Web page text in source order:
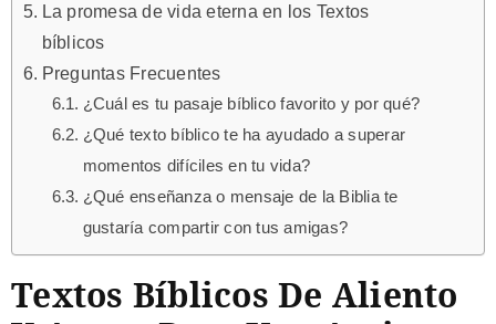
La promesa de vida eterna en los Textos
bíblicos
Preguntas Frecuentes
¿Cuál es tu pasaje bíblico favorito y por qué?
¿Qué texto bíblico te ha ayudado a superar
momentos difíciles en tu vida?
¿Qué enseñanza o mensaje de la Biblia te
gustaría compartir con tus amigas?
Textos Bíblicos De Aliento